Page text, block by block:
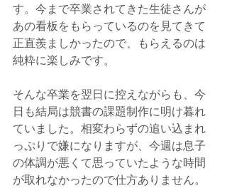
す。今まで卒業されてきた生徒さんが
あの看板をもらっているのを見てきて
正直羨ましかったので、もらえるのは
純粋に楽しみです。
そんな卒業を翌日に控えながらも、今
日も結局は競書の課題制作に明け暮れ
ていました。相変わらずの追い込まれ
っぷりで嫌になりますが、今週は息子
の体調が悪くて思っていたような時間
が取れなかったので仕方ありません。